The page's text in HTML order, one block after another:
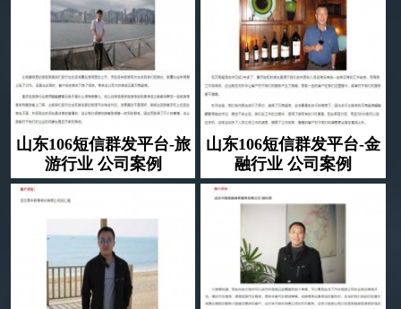
山东106短信群发平台-旅
游行业 公司案例
山东106短信群发平台-金
融行业 公司案例